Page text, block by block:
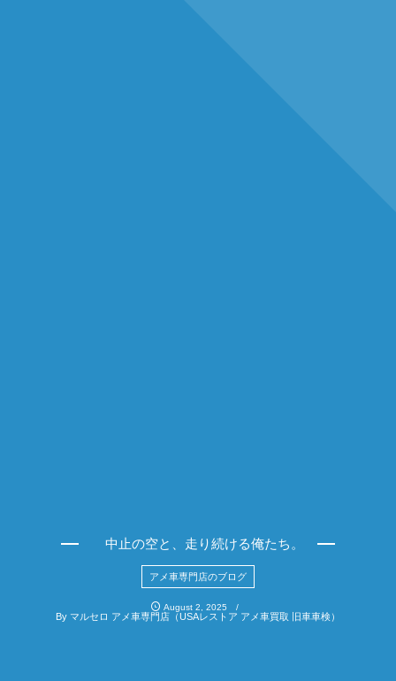
中止の空と、走り続ける俺たち。
アメ車専門店のブログ
August 2 2025
By マルセロ アメ車専門店（USAレストア アメ車買取 旧車車検）